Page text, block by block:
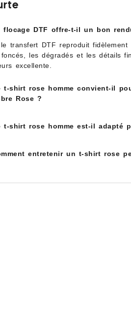
flocage DTF offre-t-il un bon
transfert DTF reproduit
les dégradés et les détails
excellente.
t-shirt rose homme convient-il
Rose ?
t-shirt rose homme est-il adapté
entretenir un t-shirt rose